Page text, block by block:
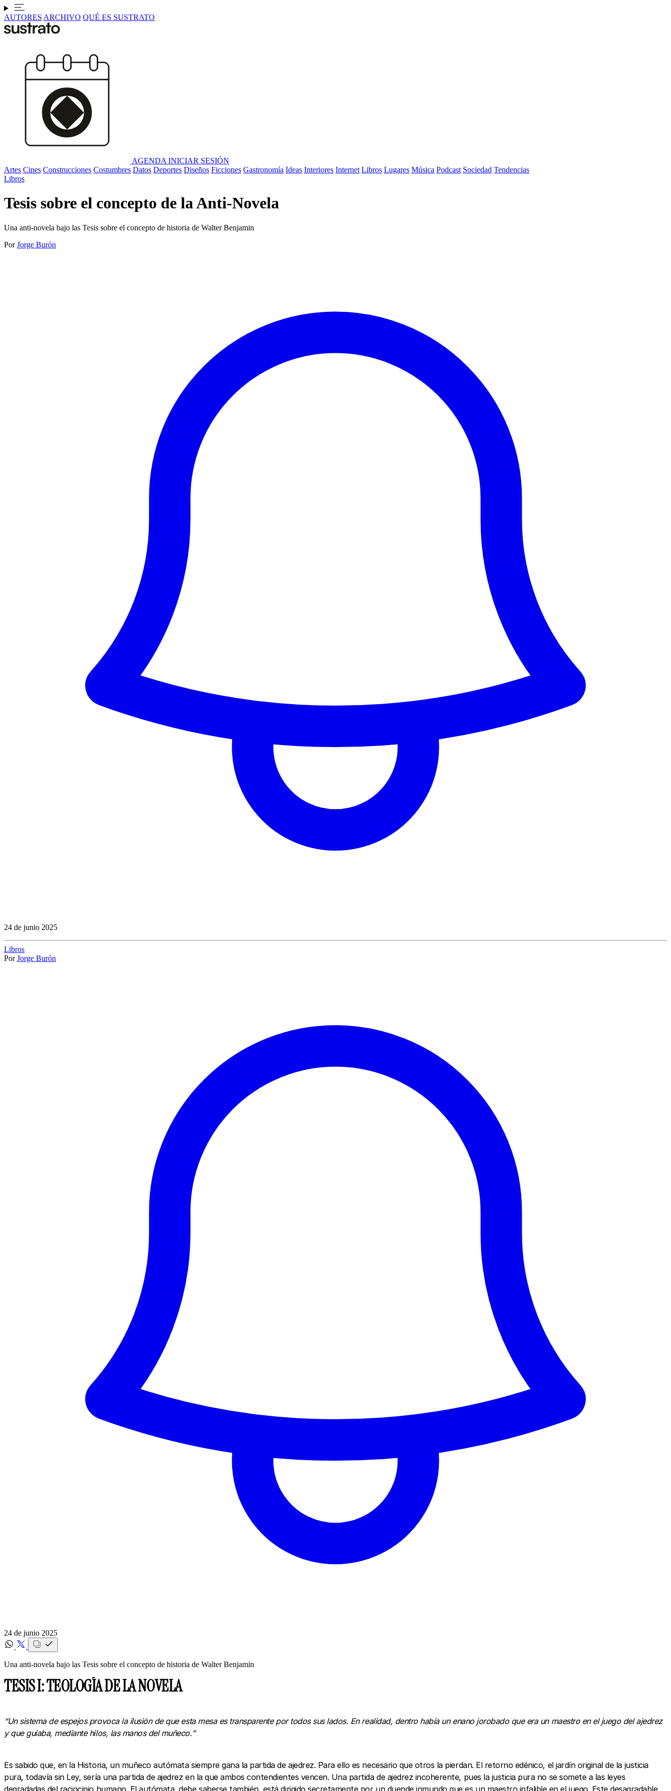
AUTORES ARCHIVO QUÉ ES SUSTRATO
AGENDA INICIAR SESIÓN
Artes Cines Construcciones Costumbres Datos Deportes Diseños Ficciones Gastronomía Ideas Interiores Internet Libros Lugares Música Podcast Sociedad Tendencias
Libros
Tesis sobre el concepto de la Anti-Novela
Una anti-novela bajo las Tesis sobre el concepto de historia de Walter Benjamin
Por Jorge Burón
24 de junio 2025
Libros
Por Jorge Burón
24 de junio 2025
Una anti-novela bajo las Tesis sobre el concepto de historia de Walter Benjamin
TESIS I: TEOLOGÍA DE LA NOVELA
“Un sistema de espejos provoca la ilusión de que esta mesa es transparente por todos sus lados. En realidad, dentro había un enano jorobado que era un maestro en el juego del ajedrez
y que guiaba, mediante hilos, las manos del muñeco.”
Es sabido que, en la Historia, un muñeco autómata siempre gana la partida de ajedrez. Para ello es necesario que otros la pierdan. El retorno edénico, el jardín original de la justicia
pura, todavía sin Ley, sería una partida de ajedrez en la que ambos contendientes vencen. Una partida de ajedrez incoherente, pues la justicia pura no se somete a las leyes
degradadas del raciocinio humano. El autómata, debe saberse también, está dirigido secretamente por un duende inmundo que es un maestro infalible en el juego. Este desagradable